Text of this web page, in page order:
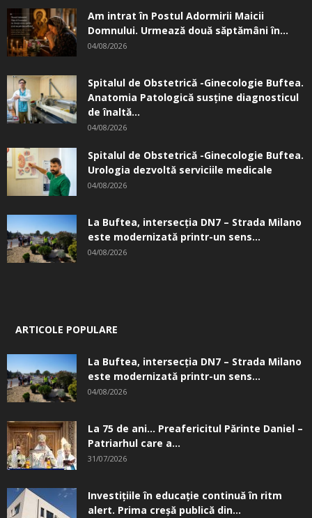
Am intrat în Postul Adormirii Maicii
Domnului. Urmează două săptămâni în...
04/08/2026
Spitalul de Obstetrică -Ginecologie Buftea.
Anatomia Patologică susţine diagnosticul
de înaltă...
04/08/2026
Spitalul de Obstetrică -Ginecologie Buftea.
Urologia dezvoltă serviciile medicale
04/08/2026
La Buftea, intersecţia DN7 – Strada Milano
este modernizată printr-un sens...
04/08/2026
ARTICOLE POPULARE
La Buftea, intersecţia DN7 – Strada Milano
este modernizată printr-un sens...
04/08/2026
La 75 de ani… Preafericitul Părinte Daniel –
Patriarhul care a...
31/07/2026
Investițiile în educație continuă în ritm
alert. Prima creşă publică din...